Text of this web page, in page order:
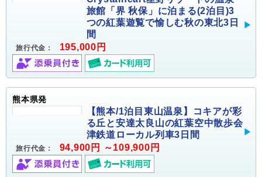
旅館「界 秋保」に泊まる(2泊目)3
つの紅葉遊覧で愉しむ秋の東北3日
間
旅行代金： 195,000円
熊本県発
【熊本/1泊目東山温泉】コキアが彩
る丘と安達太良山の紅葉空中散歩会
津鉄道ローカル列車3日間
旅行代金： 94,900円 ～109,900円